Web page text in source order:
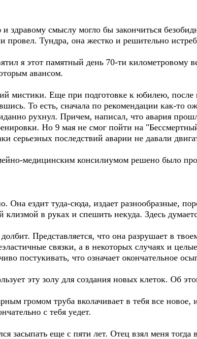
смыслу могло бы закончиться
провел. Тундра, она жестко и решительно
я этот памятный день 70-ти километровому
авансом.
мистики. Еще при подготовке к юбилею, после
То есть, сначала по рекомендации как-то
рухнул. Причем, написал, что авария
Но 9 мая не смог пойти на
серьезных последствий аварии не давали
медицинским консилиумом решено было
Она ездит туда-сюда, издает разнообразные,
клизмой в руках и спешить некуда. Здесь
Представляется, что она разрушает в
связки, а в некоторых случаях и
постукивать, что означает окончательное
эту золу для создания новых клеток. Об
громом труба вколачивает в тебя все
с тебя уедет.
засыпать еще с пяти лет. Отец взял меня